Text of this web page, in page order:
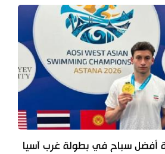
أفضل سباح في بطولة غرب آسيا